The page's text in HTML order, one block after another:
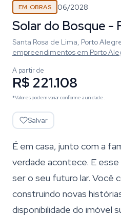
EM OBRAS 06/2028
Solar do Bosque -
Santa Rosa de Lima, Porto
empreendimentos em Porto
A partir de
R$ 221.108
*Valores podem variar conforme a unidade.
Salvar
É em casa, junto com a
verdade acontece. E
ser o seu futuro lar. Você
construindo novas
disponibilidade do imóvel